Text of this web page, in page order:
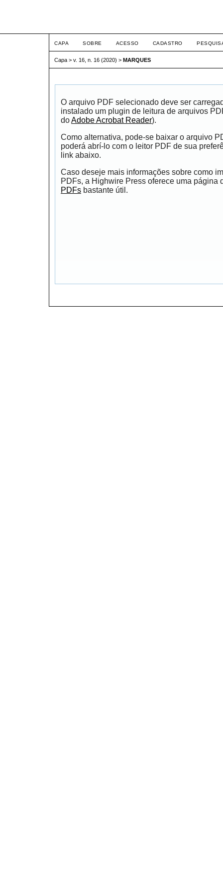
CAPA SOBRE ACESSO CADASTRO
Capa > v. 16, n. 16 (2020) > MARQUES
O arquivo PDF selecionado deve ser
instalado um plugin de leitura de arquivos
doAdobe Acrobat Reader).
Como alternativa, pode-se baixar o arquivo
poderá abrí-lo com o leitor PDF de sua
link abaixo.
Caso deseje mais informações sobre como
PDFs, a Highwire Press oferece uma página
PDFs bastante útil.